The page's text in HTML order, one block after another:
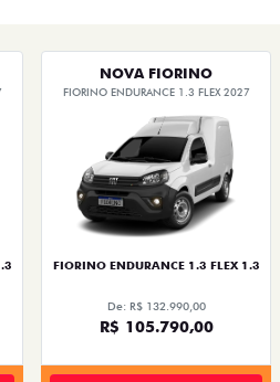
NOVA FIORINO
FIORINO ENDURANCE 1.3 FLEX 2027
FIORINO ENDURANCE 1.3 FLEX 1.3
De: R$ 132.990,00
R$ 105.790,00